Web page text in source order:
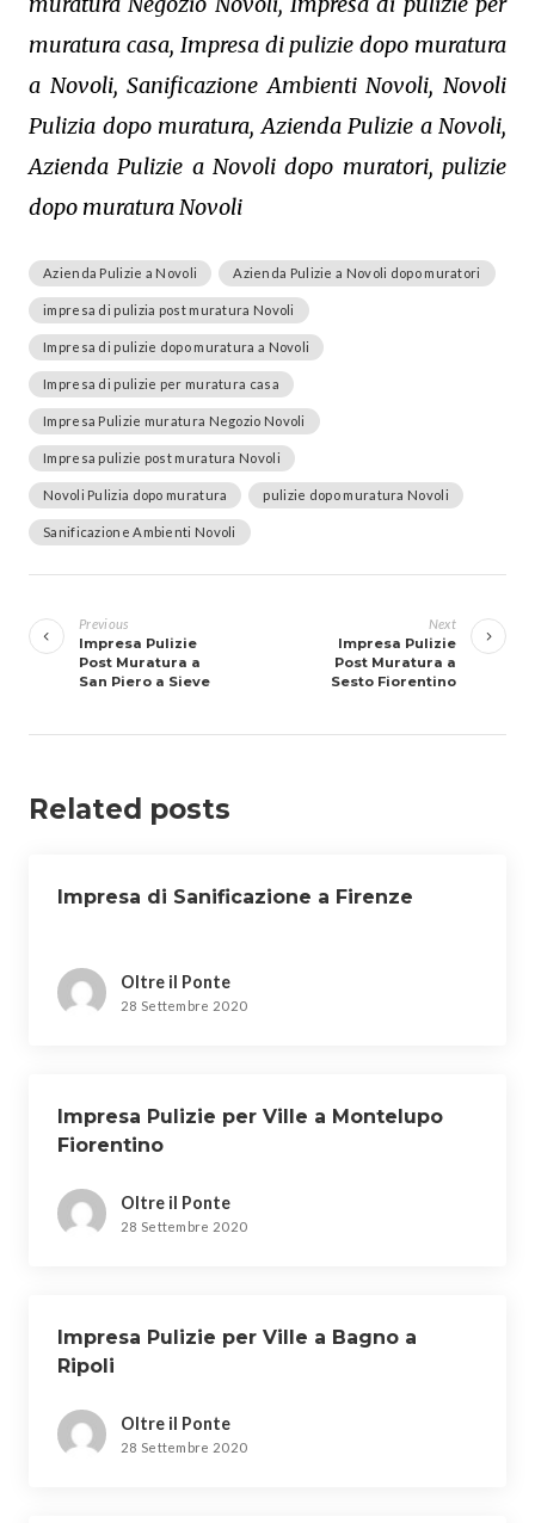
muratura casa, Impresa di pulizie dopo muratura
a Novoli, Sanificazione Ambienti Novoli, Novoli
Pulizia dopo muratura, Azienda Pulizie a Novoli,
Azienda Pulizie a Novoli dopo muratori, pulizie
dopo muratura Novoli
Azienda Pulizie a Novoli Azienda Pulizie a Novoli dopo muratori
impresa di pulizia post muratura Novoli
Impresa di pulizie dopo muratura a Novoli
Impresa di pulizie per muratura casa
Impresa Pulizie muratura Negozio Novoli
Impresa pulizie post muratura Novoli
Novoli Pulizia dopo muratura pulizie dopo muratura Novoli
Sanificazione Ambienti Novoli
articoli
Previous
Impresa Pulizie
Post Muratura a
San Piero a Sieve
Next
Impresa Pulizie
Post Muratura a
Sesto Fiorentino
Related posts
Impresa di Sanificazione a Firenze
Oltre il Ponte
28 Settembre 2020
Impresa Pulizie per Ville a Montelupo
Fiorentino
Oltre il Ponte
28 Settembre 2020
Impresa Pulizie per Ville a Bagno a
Ripoli
Oltre il Ponte
28 Settembre 2020